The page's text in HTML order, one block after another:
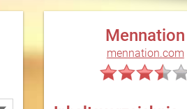
Mennation
mennation.com